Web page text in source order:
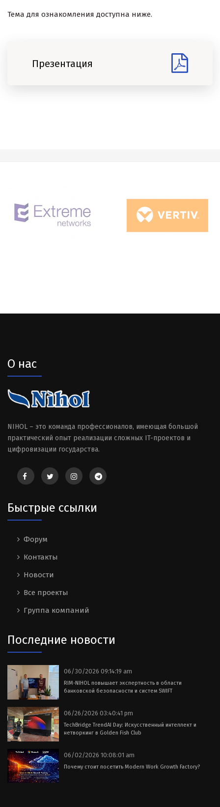
Тема для ознакомления доступна ниже.
Презентация
О нас
NIHOL – это команда профессионалов, имеющая большой
практический опыт реализации сложных IT-проектов и
цифровизации государства.
Быстрые ссылки
Форум
Контакты
Новости
Все проекты
Группа компаний
Последние новости
06/30/2026 09:14:19 am
RIM-NIHOL повышает экспертность в области
банковской безопасности и систем SWIFT
06/26/2026 03:40:41 pm
TechBridge TrendAI Day: Искусственный интеллект и
нетворкинг в Golden Fish Club
06/02/2026 10:08:01 am
Почему стоит посетить Modern Work Growth Factory?